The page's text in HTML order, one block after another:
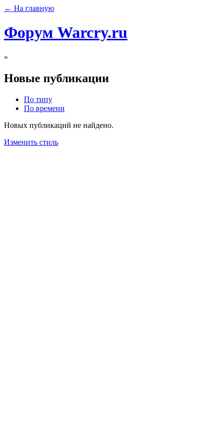
← На главную
Форум Warcry.ru
»
Новые публикации
По типу
По времени
Новых публикаций не найдено.
Изменить стиль